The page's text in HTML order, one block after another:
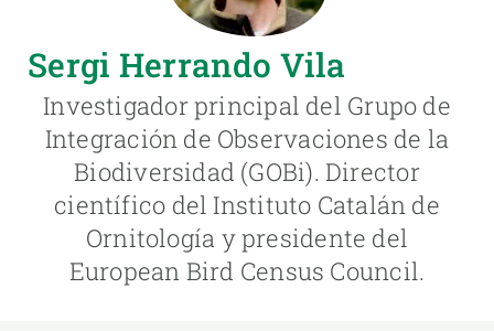
Sergi Herrando Vila
Investigador principal del Grupo de
Integración de Observaciones de la
Biodiversidad (GOBi). Director
científico del Instituto Catalán de
Ornitología y presidente del
European Bird Census Council.
CIENCIA EN ACCIÓN
ÚNETE A NOSOTROS
PARTICIPA
NOTICIAS Y AGENDA